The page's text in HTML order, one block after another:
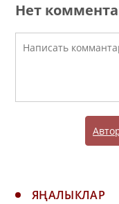
Нет
ЯҢАЛЫКЛАР